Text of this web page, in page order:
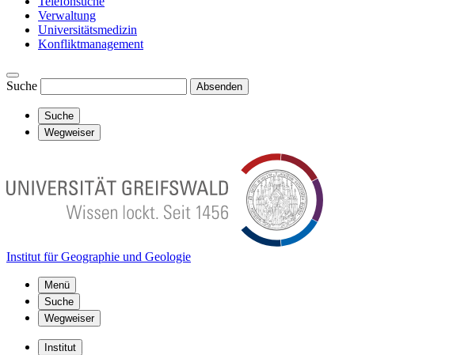
Verwaltung
Universitätsmedizin
Konfliktmanagement
Suche Absenden
Suche
Wegweiser
Institut für Geographie und Geologie
Menü
Suche
Wegweiser
Institut